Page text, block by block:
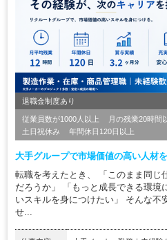
退職金制度あり
従業員数が1000人以上 月の残業20時間
土日祝休み
年間休日120日以上
大手グループで市場価値の高い人材を
転職を考えたとき、 「このまま同じ
だろうか」 「もっと成長できる環境
いスキルを身につけたい」 そんな不
せ...